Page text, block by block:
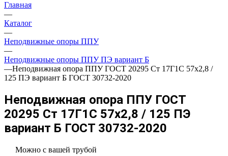
Главная
—
Каталог
—
Неподвижные опоры ППУ
—
Неподвижные опоры ППУ ПЭ вариант Б
—Неподвижная опора ППУ ГОСТ 20295 Ст 17Г1С 57x2,8 /
125 ПЭ вариант Б ГОСТ 30732-2020
Неподвижная опора ППУ ГОСТ
20295 Ст 17Г1С 57x2,8 / 125 ПЭ
вариант Б ГОСТ 30732-2020
Можно с вашей трубой